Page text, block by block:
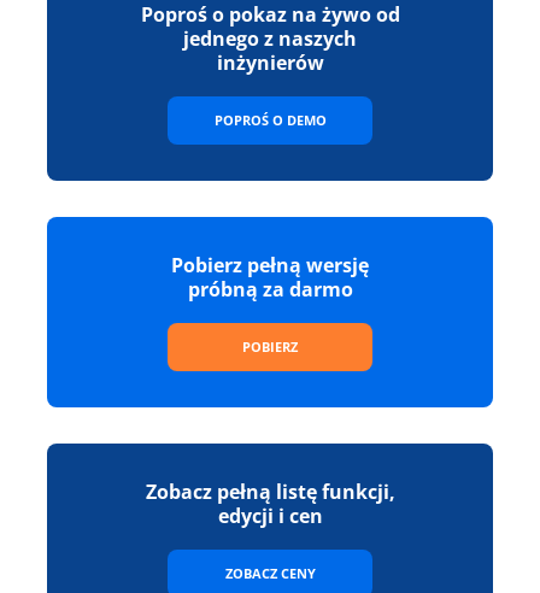
Poproś o pokaz na żywo od
jednego z naszych
inżynierów
POPROŚ O DEMO
Pobierz pełną wersję
próbną za darmo
POBIERZ
Zobacz pełną listę funkcji,
edycji i cen
ZOBACZ CENY